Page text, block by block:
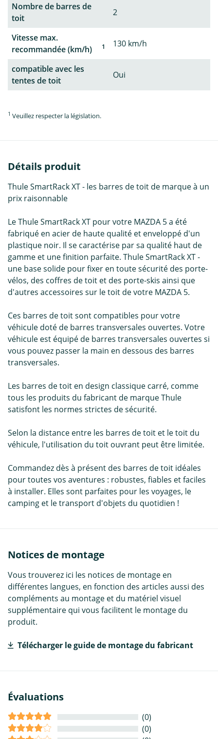
Nombre de barres de
toit
2
Vitesse max.
recommandée (km/h)
1 130 km/h
compatible avec les
tentes de toit
Oui
1 Veuillez respecter la législation.
Détails produit
Thule SmartRack XT - les barres de toit de marque à un
prix raisonnable
Le Thule SmartRack XT pour votre MAZDA 5 a été
fabriqué en acier de haute qualité et enveloppé d'un
plastique noir. Il se caractérise par sa qualité haut de
gamme et une finition parfaite. Thule SmartRack XT -
une base solide pour fixer en toute sécurité des porte-
vélos, des coffres de toit et des porte-skis ainsi que
d'autres accessoires sur le toit de votre MAZDA 5.
Ces barres de toit sont compatibles pour votre
véhicule doté de barres transversales ouvertes. Votre
véhicule est équipé de barres transversales ouvertes si
vous pouvez passer la main en dessous des barres
transversales.
Les barres de toit en design classique carré, comme
tous les produits du fabricant de marque Thule
satisfont les normes strictes de sécurité.
Selon la distance entre les barres de toit et le toit du
véhicule, l'utilisation du toit ouvrant peut être limitée.
Commandez dès à présent des barres de toit idéales
pour toutes vos aventures : robustes, fiables et faciles
à installer. Elles sont parfaites pour les voyages, le
camping et le transport d'objets du quotidien !
Notices de montage
Vous trouverez ici les notices de montage en
différentes langues, en fonction des articles aussi des
compléments au montage et du matériel visuel
supplémentaire qui vous facilitent le montage du
produit.
Télécharger le guide de montage du fabricant
Évaluations
(0)
(0)